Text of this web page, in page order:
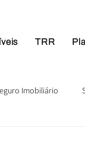
TRR
Imobiliário